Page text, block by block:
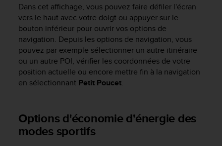
Dans cet affichage, vous pouvez faire défiler l'écran
vers le haut avec votre doigt ou appuyer sur le
bouton inférieur pour ouvrir vos options de
navigation. Depuis les options de navigation, vous
pouvez par exemple sélectionner un autre itinéraire
ou un autre POI, vérifier les coordonnées de votre
position actuelle ou encore mettre fin à la navigation
en sélectionnant Petit Poucet.
Options d'économie d'énergie des
modes sportifs